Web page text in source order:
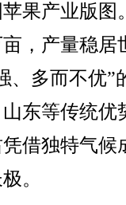
果产业版图
，产量稳居
、多而不优”
东等传统优
借独特气候
。